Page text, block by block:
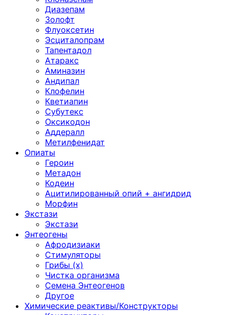
Диазепам
Золофт
Флуоксетин
Эсциталопрам
Тапентадол
Атаракс
Аминазин
Андипал
Клофелин
Кветиапин
Субутекс
Оксикодон
Аддералл
Метилфенидат
Опиаты
Героин
Метадон
Кодеин
Ацитилированный опий + ангидрид
Морфин
Экстази
Экстази
Энтеогены
Афродизиаки
Стимуляторы
Грибы (х)
Чистка организма
Семена Энтеогенов
Другое
Химические реактивы/Конструкторы